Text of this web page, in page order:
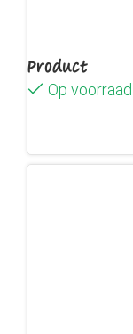
Product
Op voorraad